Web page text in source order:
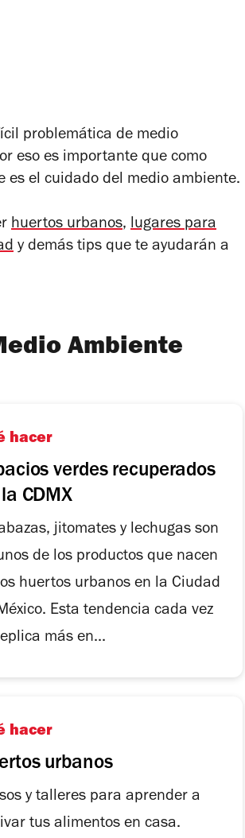
problemática de medio
eso es importante que como
es el cuidado del medio ambiente.
huertos urbanos, lugares para
y demás tips que te ayudarán a
Ambiente
hacer
verdes recuperados
CDMX
jitomates y lechugas son
de los productos que nacen
huertos urbanos en la Ciudad
Esta tendencia cada vez
más en...
hacer
urbanos
y talleres para aprender a
tus alimentos en casa.